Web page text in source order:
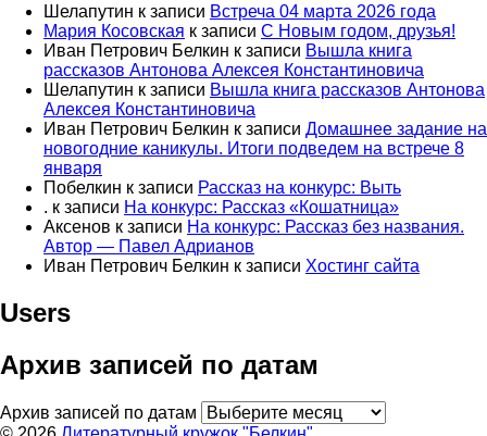
Шелапутин к записи Встреча 04 марта 2026 года
Мария Косовская к записи С Новым годом, друзья!
Иван Петрович Белкин к записи Вышла книга
рассказов Антонова Алексея Константиновича
Шелапутин к записи Вышла книга рассказов Антонова
Алексея Константиновича
Иван Петрович Белкин к записи Домашнее задание на
новогодние каникулы. Итоги подведем на встрече 8
января
Побелкин к записи Рассказ на конкурс: Выть
. к записи На конкурс: Рассказ «Кошатница»
Аксенов к записи На конкурс: Рассказ без названия.
Автор — Павел Адрианов
Иван Петрович Белкин к записи Хостинг сайта
Users
Архив записей по датам
Архив записей по датам